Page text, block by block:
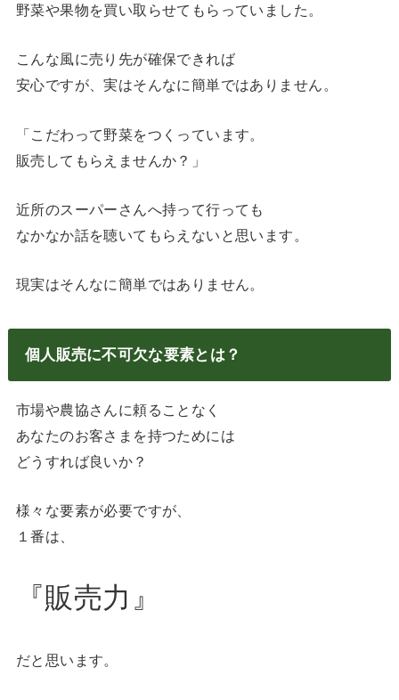
野菜や果物を買い取らせてもらっていました。
こんな風に売り先が確保できれば
安心ですが、実はそんなに簡単ではありません。
「こだわって野菜をつくっています。
販売してもらえませんか？」
近所のスーパーさんへ持って行っても
なかなか話を聴いてもらえないと思います。
現実はそんなに簡単ではありません。
個人販売に不可欠な要素とは？
市場や農協さんに頼ることなく
あなたのお客さまを持つためには
どうすれば良いか？
様々な要素が必要ですが、
１番は、
『販売力』
だと思います。